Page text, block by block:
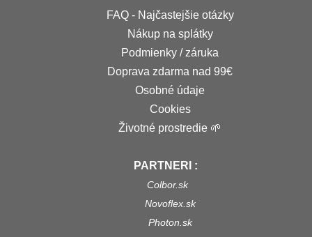
FAQ - Najčastejšie otázky
Nákup na splátky
Podmienky / záruka
Doprava zdarma nad 99€
Osobné údaje
Cookies
Životné prostredie 🌱
PARTNERI :
Colbor.sk
Novoflex.sk
Photon.sk